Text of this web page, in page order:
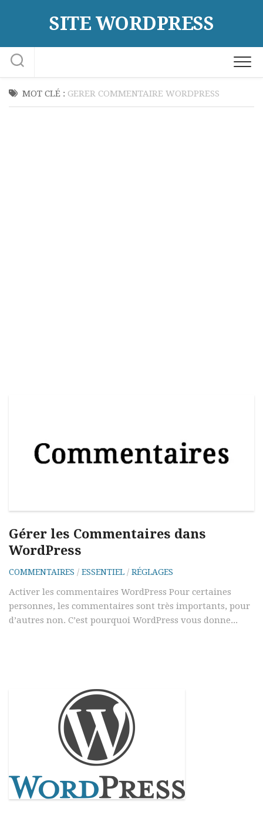
SITE WORDPRESS
MOT CLÉ : GERER COMMENTAIRE WORDPRESS
Gérer les Commentaires dans
WordPress
COMMENTAIRES / ESSENTIEL / RÉGLAGES
Activer les commentaires WordPress Pour certaines
personnes, les commentaires sont très importants, pour
d’autres non. C’est pourquoi WordPress vous donne...